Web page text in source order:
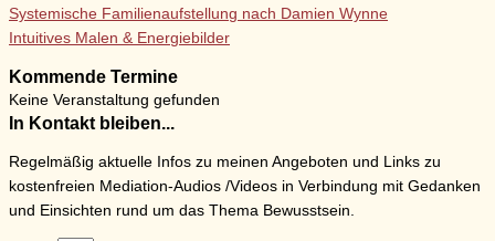
Systemische Familienaufstellung nach Damien Wynne
Intuitives Malen & Energiebilder
Kommende Termine
Keine Veranstaltung gefunden
In Kontakt bleiben...
Regelmäßig aktuelle Infos zu meinen Angeboten und Links zu
kostenfreien Mediation-Audios /Videos in Verbindung mit Gedanken
und Einsichten rund um das Thema Bewusstsein.